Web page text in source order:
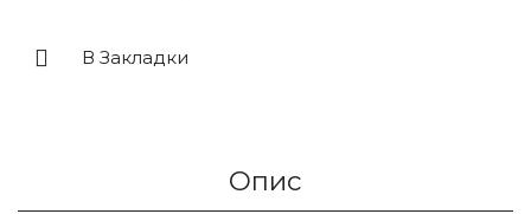
В Закладки
Опис